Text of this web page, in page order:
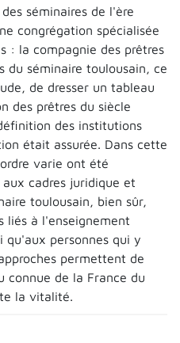
séminaires de l'ère
congrégation spécialisée
: la compagnie des prêtres
du séminaire toulousain, ce
de dresser un tableau
des prêtres du siècle
des institutions
était assurée. Dans cette
varie ont été
aux cadres juridique et
toulousain, bien sûr,
liés à l'enseignement
qu'aux personnes qui y
permettent de
connue de la France du
la vitalité.